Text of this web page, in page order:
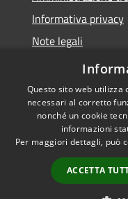
Informativa privacy
Note legali
Dichiarazione di
Accessibilità
Questo sito web
necessari al corretto
nonché un cookie
informazioni
Per maggiori dettagli, può
ACCETTA